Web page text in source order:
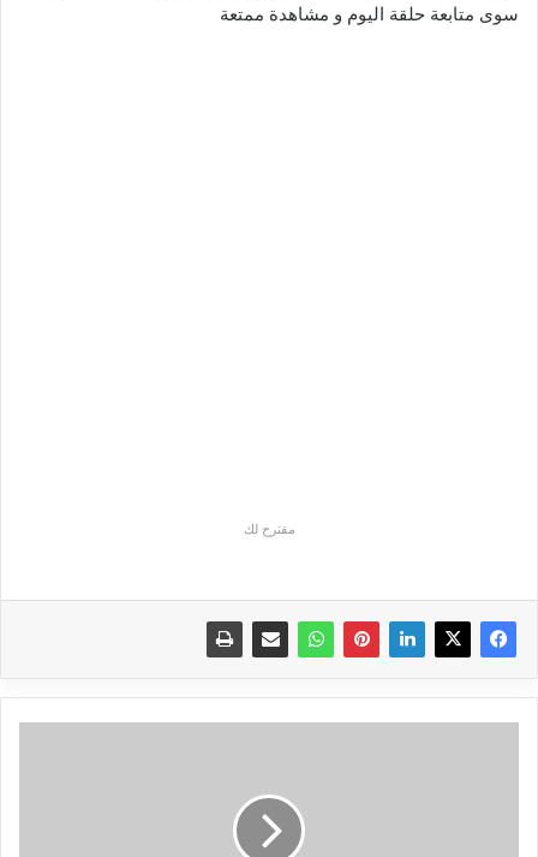
سوى متابعة حلقة اليوم و مشاهدة ممتعة
مقترح لك